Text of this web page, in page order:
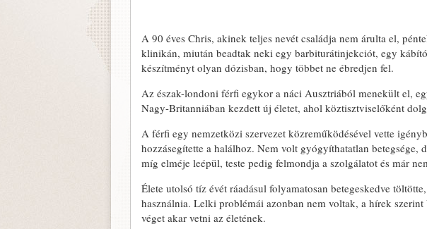
A 90 éves Chris, akinek teljes nevét családja nem árulta el,
klinikán, miután beadtak neki egy barbiturátinjekciót, egy
készítményt olyan dózisban, hogy többet ne ébredjen fel.
Az észak-londoni férfi egykor a náci Ausztriából menekült el,
Nagy-Britanniában kezdett új életet, ahol köztisztviselőként
A férfi egy nemzetközi szervezet közreműködésével vette
hozzásegítette a halálhoz. Nem volt gyógyíthatatlan betegsége,
míg elméje leépül, teste pedig felmondja a szolgálatot és már
Élete utolsó tíz évét ráadásul folyamatosan betegeskedve
használnia. Lelki problémái azonban nem voltak, a hírek
véget akar vetni az életének.